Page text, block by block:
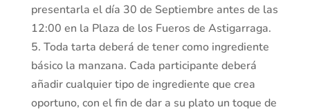
presentarla el día 30 de Septiembre antes de las
12:00 en la Plaza de los Fueros de Astigarraga.
5. Toda tarta deberá de tener como ingrediente
básico la manzana. Cada participante deberá
añadir cualquier tipo de ingrediente que crea
oportuno, con el fin de dar a su plato un toque de